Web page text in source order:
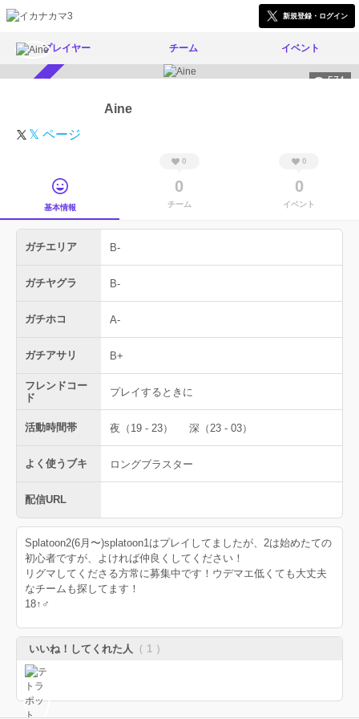
新規登録・ログイン
プレイヤー チーム イベント
574
Aine
𝕏 ページ
基本情報
0
0
チーム
0
0
イベント
ガチエリア B-
ガチヤグラ B-
ガチホコ A-
ガチアサリ B+
フレンドコー
ド
プレイするときに
活動時間帯 夜（19 - 23） 深（23 - 03）
よく使うブキ ロングブラスター
配信URL
Splatoon2(6月〜)splatoon1はプレイしてましたが、2は始めたての
初心者ですが、よければ仲良くしてください！
リグマしてくださる方常に募集中です！ウデマエ低くても大丈夫
なチームも探してます！
18↑♂
いいね！してくれた人 （ 1 ）